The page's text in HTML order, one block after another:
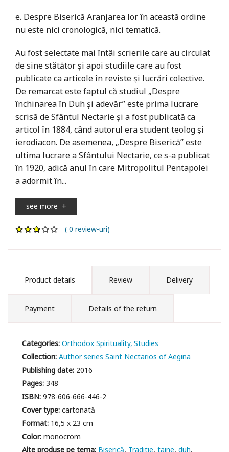
e. Despre Biserică Aranjarea lor în această ordine
nu este nici cronologică, nici tematică.
Au fost selectate mai întâi scrierile care au circulat
de sine stătător și apoi studiile care au fost
publicate ca articole în reviste și lucrări colective.
De remarcat este faptul că studiul „Despre
închinarea în Duh și adevăr” este prima lucrare
scrisă de Sfântul Nectarie și a fost publicată ca
articol în 1884, când autorul era student teolog și
ierodiacon. De asemenea, „Despre Biserică” este
ultima lucrare a Sfântului Nectarie, ce s-a publicat
în 1920, adică anul în care Mitropolitul Pentapolei
a adormit în...
see more +
( 0 review-uri)
Product details Review Delivery
Payment Details of the return
Categories:Orthodox Spirituality Studies
Collection:Author series Saint Nectarios of Aegina
Publishing date: 2016
Pages:348
ISBN:978-606-666-446-2
Cover type:cartonată
Format: 16,5 x 23 cm
Color:monocrom
Biserică Traditie taine duh